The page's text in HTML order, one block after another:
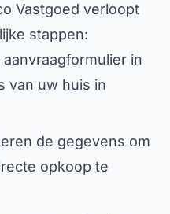
Vastgoed verloopt
stappen:
in
van uw huis in
de gegevens om
opkoop te